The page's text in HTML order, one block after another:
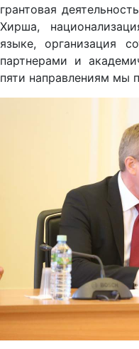
грантовая
Хирша,
языке, организация
партнерами и
пяти направлениям мы